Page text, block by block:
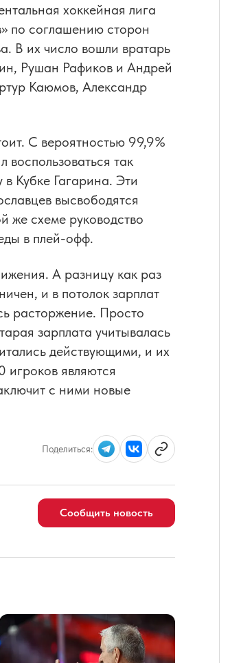
хоккейная лига
по соглашению сторон
В их число вошли вратарь
Рушан Рафиков и Андрей
Каюмов, Александр
С вероятностью 99,9%
воспользоваться так
Кубке Гагарина. Эти
высвободятся
же схеме руководство
в плей-офф.
А разницу как раз
и в потолок зарплат
расторжение. Просто
зарплата учитывалась
действующими, и их
игроков являются
с ними новые
Поделиться:
Сообщить новость